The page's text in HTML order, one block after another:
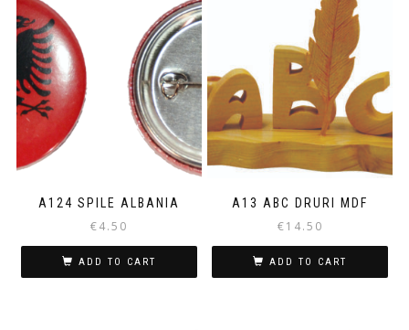
A124 SPILE ALBANIA
€4.50
ADD TO CART
A13 ABC DRURI MDF
€14.50
ADD TO CART